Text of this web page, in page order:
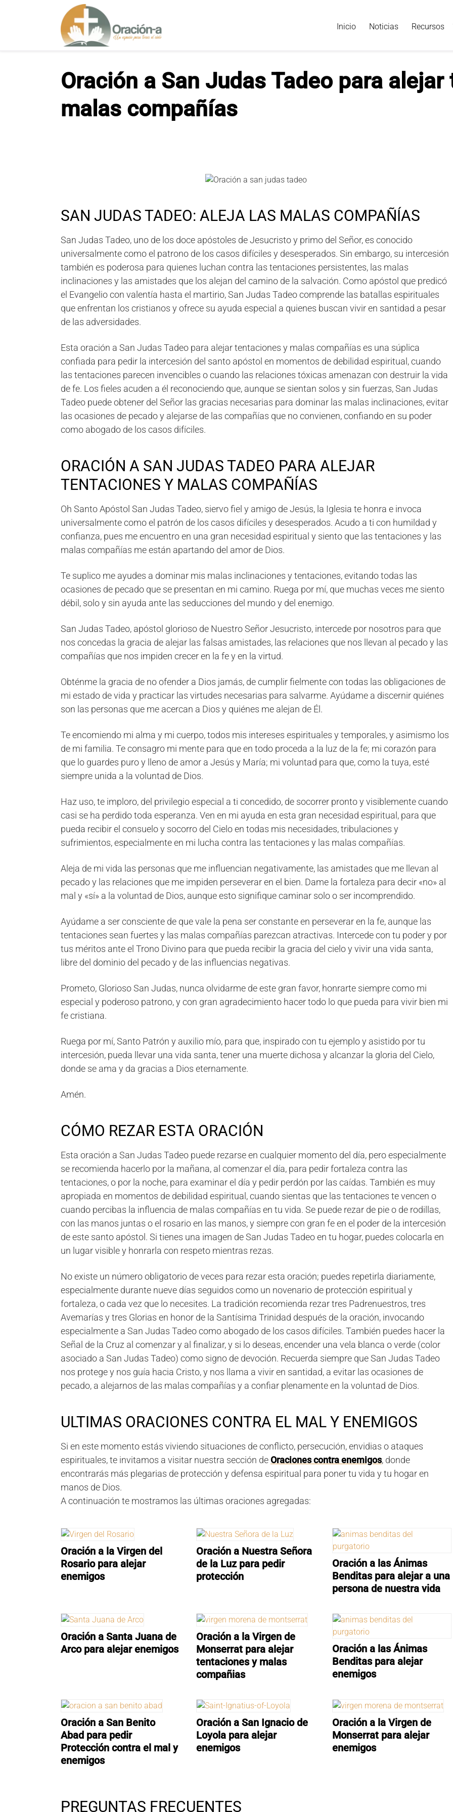
a
Inicio Noticias Recursos
Oración a San Judas Tadeo para
malas compañías
SAN JUDAS TADEO: ALEJA LAS MALAS COMPAÑÍAS
San Judas Tadeo, uno de los doce apóstoles de Jesucristo y primo del Señor, es conocido
universalmente como el patrono de los casos difíciles y desesperados. Sin embargo, su intercesión
también es poderosa para quienes luchan contra las tentaciones persistentes, las malas
inclinaciones y las amistades que los alejan del camino de la salvación. Como apóstol que predicó
el Evangelio con valentía hasta el martirio, San Judas Tadeo comprende las batallas espirituales
que enfrentan los cristianos y ofrece su ayuda especial a quienes buscan vivir en santidad a pesar
de las adversidades.
Esta oración a San Judas Tadeo para alejar tentaciones y malas compañías es una súplica
confiada para pedir la intercesión del santo apóstol en momentos de debilidad espiritual, cuando
las tentaciones parecen invencibles o cuando las relaciones tóxicas amenazan con destruir la vida
de fe. Los fieles acuden a él reconociendo que, aunque se sientan solos y sin fuerzas, San Judas
Tadeo puede obtener del Señor las gracias necesarias para dominar las malas inclinaciones, evitar
las ocasiones de pecado y alejarse de las compañías que no convienen, confiando en su poder
como abogado de los casos difíciles.
ORACIÓN A SAN JUDAS TADEO PARA ALEJAR
TENTACIONES Y MALAS COMPAÑÍAS
Oh Santo Apóstol San Judas Tadeo, siervo fiel y amigo de Jesús, la Iglesia te honra e invoca
universalmente como el patrón de los casos difíciles y desesperados. Acudo a ti con humildad y
confianza, pues me encuentro en una gran necesidad espiritual y siento que las tentaciones y las
malas compañías me están apartando del amor de Dios.
Te suplico me ayudes a dominar mis malas inclinaciones y tentaciones, evitando todas las
ocasiones de pecado que se presentan en mi camino. Ruega por mí, que muchas veces me siento
débil, solo y sin ayuda ante las seducciones del mundo y del enemigo.
San Judas Tadeo, apóstol glorioso de Nuestro Señor Jesucristo, intercede por nosotros para que
nos concedas la gracia de alejar las falsas amistades, las relaciones que nos llevan al pecado y las
compañías que nos impiden crecer en la fe y en la virtud.
Obténme la gracia de no ofender a Dios jamás, de cumplir fielmente con todas las obligaciones de
mi estado de vida y practicar las virtudes necesarias para salvarme. Ayúdame a discernir quiénes
son las personas que me acercan a Dios y quiénes me alejan de Él.
Te encomiendo mi alma y mi cuerpo, todos mis intereses espirituales y temporales, y asimismo los
de mi familia. Te consagro mi mente para que en todo proceda a la luz de la fe; mi corazón para
que lo guardes puro y lleno de amor a Jesús y María; mi voluntad para que, como la tuya, esté
siempre unida a la voluntad de Dios.
Haz uso, te imploro, del privilegio especial a ti concedido, de socorrer pronto y visiblemente cuando
casi se ha perdido toda esperanza. Ven en mi ayuda en esta gran necesidad espiritual, para que
pueda recibir el consuelo y socorro del Cielo en todas mis necesidades, tribulaciones y
sufrimientos, especialmente en mi lucha contra las tentaciones y las malas compañías.
Aleja de mi vida las personas que me influencian negativamente, las amistades que me llevan al
pecado y las relaciones que me impiden perseverar en el bien. Dame la fortaleza para decir «no» al
mal y «sí» a la voluntad de Dios, aunque esto signifique caminar solo o ser incomprendido.
Ayúdame a ser consciente de que vale la pena ser constante en perseverar en la fe, aunque las
tentaciones sean fuertes y las malas compañías parezcan atractivas. Intercede con tu poder y por
tus méritos ante el Trono Divino para que pueda recibir la gracia del cielo y vivir una vida santa,
libre del dominio del pecado y de las influencias negativas.
Prometo, Glorioso San Judas, nunca olvidarme de este gran favor, honrarte siempre como mi
especial y poderoso patrono, y con gran agradecimiento hacer todo lo que pueda para vivir bien mi
fe cristiana.
Ruega por mí, Santo Patrón y auxilio mío, para que, inspirado con tu ejemplo y asistido por tu
intercesión, pueda llevar una vida santa, tener una muerte dichosa y alcanzar la gloria del Cielo,
donde se ama y da gracias a Dios eternamente.
Amén.
CÓMO REZAR ESTA ORACIÓN
Esta oración a San Judas Tadeo puede rezarse en cualquier momento del día, pero especialmente
se recomienda hacerlo por la mañana, al comenzar el día, para pedir fortaleza contra las
tentaciones, o por la noche, para examinar el día y pedir perdón por las caídas. También es muy
apropiada en momentos de debilidad espiritual, cuando sientas que las tentaciones te vencen o
cuando percibas la influencia de malas compañías en tu vida. Se puede rezar de pie o de rodillas,
con las manos juntas o el rosario en las manos, y siempre con gran fe en el poder de la intercesión
de este santo apóstol. Si tienes una imagen de San Judas Tadeo en tu hogar, puedes colocarla en
un lugar visible y honrarla con respeto mientras rezas.
No existe un número obligatorio de veces para rezar esta oración; puedes repetirla diariamente,
especialmente durante nueve días seguidos como un novenario de protección espiritual y
fortaleza, o cada vez que lo necesites. La tradición recomienda rezar tres Padrenuestros, tres
Avemarías y tres Glorias en honor de la Santísima Trinidad después de la oración, invocando
especialmente a San Judas Tadeo como abogado de los casos difíciles. También puedes hacer la
Señal de la Cruz al comenzar y al finalizar, y si lo deseas, encender una vela blanca o verde (color
asociado a San Judas Tadeo) como signo de devoción. Recuerda siempre que San Judas Tadeo
nos protege y nos guía hacia Cristo, y nos llama a vivir en santidad, a evitar las ocasiones de
pecado, a alejarnos de las malas compañías y a confiar plenamente en la voluntad de Dios.
ULTIMAS ORACIONES CONTRA EL MAL Y ENEMIGOS
Si en este momento estás viviendo situaciones de conflicto, persecución, envidias o ataques
espirituales, te invitamos a visitar nuestra sección deOraciones contra enemigos, donde
encontrarás más plegarias de protección y defensa espiritual para poner tu vida y tu hogar en
manos de Dios.
A continuación te mostramos las últimas oraciones agregadas:
Oración a la Virgen del
Rosario para alejar
enemigos
Oración a Nuestra Señora
de la Luz para pedir
protección
Oración a las Ánimas
Benditas para alejar a una
persona de nuestra vida
Oración a Santa Juana de
Arco para alejar enemigos
Oración a la Virgen de
Monserrat para alejar
tentaciones y malas
compañias
Oración a las Ánimas
Benditas para alejar
enemigos
Oración a San Benito
Abad para pedir
Protección contra el mal y
enemigos
Oración a San Ignacio de
Loyola para alejar
enemigos
Oración a la Virgen de
Monserrat para alejar
enemigos
PREGUNTAS FRECUENTES